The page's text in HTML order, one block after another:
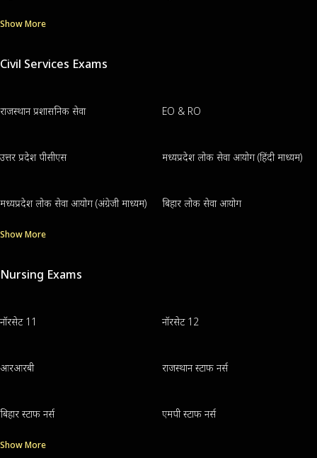
Show More
Civil Services Exams
राजस्थान प्रशासनिक सेवा EO & RO
उत्तर प्रदेश पीसीएस मध्यप्रदेश लोक सेवा आयोग (हिंदी माध्यम)
मध्यप्रदेश लोक सेवा आयोग (अंग्रेजी माध्यम) बिहार लोक सेवा आयोग
Show More
Nursing Exams
नॉरसेट 11 नॉरसेट 12
आरआरबी राजस्थान स्टाफ नर्स
बिहार स्टाफ नर्स एमपी स्टाफ नर्स
Show More